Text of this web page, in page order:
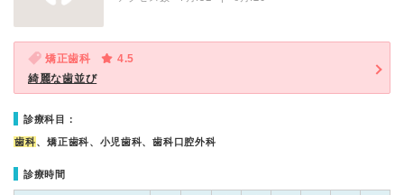
矯正歯科
4.5
綺麗な歯並び
診療科目：
歯科、矯正歯科、小児歯科、歯科口腔外科
診療時間